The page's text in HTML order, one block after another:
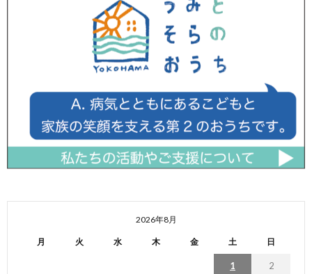
2026年8月
月 火 水 木 金 土 日
1 2